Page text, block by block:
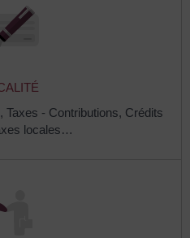
Taxes - Contributions, Crédits
locales…